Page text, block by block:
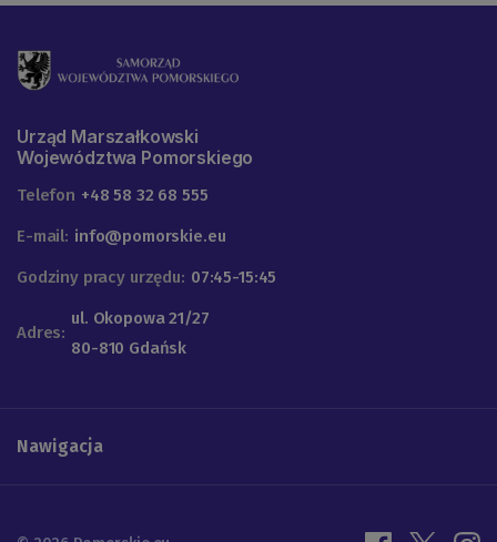
Urząd Marszałkowski
Województwa Pomorskiego
Telefon +48 58 32 68 555
E-mail: info@pomorskie.eu
Godziny pracy urzędu: 07:45-15:45
Adres:
ul. Okopowa 21/27
80-810 Gdańsk
Nawigacja